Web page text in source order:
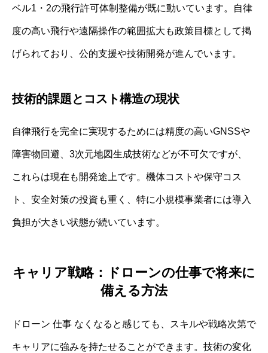
ベル1・2の飛行許可体制整備が既に動いています。自律
度の高い飛行や遠隔操作の範囲拡大も政策目標として掲
げられており、公的支援や技術開発が進んでいます。
技術的課題とコスト構造の現状
自律飛行を完全に実現するためには精度の高いGNSSや
障害物回避、3次元地図生成技術などが不可欠ですが、
これらは現在も開発途上です。機体コストや保守コス
ト、安全対策の投資も重く、特に小規模事業者には導入
負担が大きい状態が続いています。
キャリア戦略：ドローンの仕事で将来に
備える方法
ドローン 仕事 なくなると感じても、スキルや戦略次第で
キャリアに強みを持たせることができます。技術の変化